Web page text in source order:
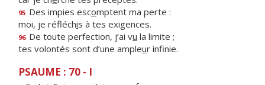
95 Des impies escomptent ma perte :
moi, je réfléchis à tes exigences.
96 De toute perfection, j’ai vu la limite ;
tes volontés sont d’une ampleur infinie.
PSAUME : 70 - I